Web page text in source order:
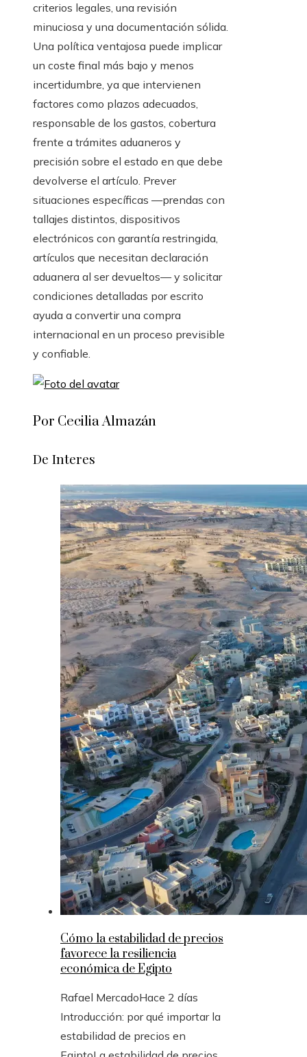
criterios legales, una revisión
minuciosa y una documentación sólida.
Una política ventajosa puede implicar
un coste final más bajo y menos
incertidumbre, ya que intervienen
factores como plazos adecuados,
responsable de los gastos, cobertura
frente a trámites aduaneros y
precisión sobre el estado en que debe
devolverse el artículo. Prever
situaciones específicas —prendas con
tallajes distintos, dispositivos
electrónicos con garantía restringida,
artículos que necesitan declaración
aduanera al ser devueltos— y solicitar
condiciones detalladas por escrito
ayuda a convertir una compra
internacional en un proceso previsible
y confiable.
Por Cecilia Almazán
De Interes
Cómo la estabilidad de precios
favorece la resiliencia
económica de Egipto
Rafael MercadoHace 2 días
Introducción: por qué importar la
estabilidad de precios en